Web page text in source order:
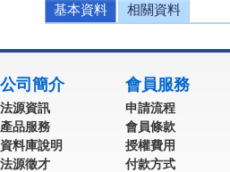
基本資料 相關資料
公司簡介
法源資訊
產品服務
資料庫說明
法源徵才
會員服務
申請流程
會員條款
授權費用
付款方式